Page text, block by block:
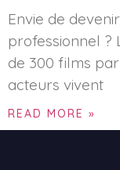
Envie de
professionnel ?
de 300 films
acteurs vivent
READ MORE »